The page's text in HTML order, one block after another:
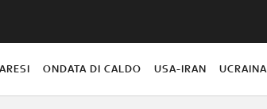
ONDATA DI CALDO USA-IRAN UCRAINA